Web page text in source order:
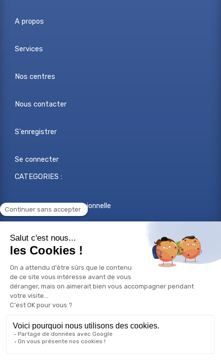
A propos
Services
Nos centres
Nous contacter
S'enregistrer
Se connecter
CATEGORIES :
Reconversion professionnelle
Changer de métier
Compétences professionnelles
© Copyright 2026 Bilan de compétences - Tous droits